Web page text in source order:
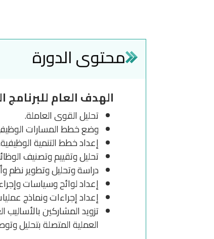
محتوى الدورة
الهدف العام للبرنامج
تحليل القوى العاملة.
وضع خطط المسارات
إعداد خطط التنمية
تحليل وتقييم وتصنيف
دراسة وتحليل وتطوير نظم
إعداد لوائح وسياسات
إعداد إجراءات ونماذج
تزويد المشاركين
العملية المتصلة بتحليل